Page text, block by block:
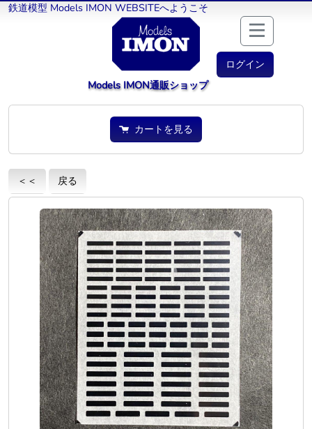
鉄道模型 Models IMON WEBSITEへようこそ
ログイン
Models IMON通販ショップ
カートを見る
＜＜ 戻る